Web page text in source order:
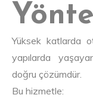
Yüksek katlarda
yapılarda
doğru çözümdür.
Bu hizmetle: